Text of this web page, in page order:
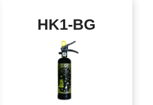
HK1-BG